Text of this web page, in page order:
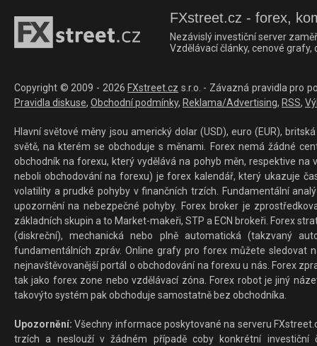
FXstreet.cz - forex,
Nezávislý investiční server
Vzdělávací články, cenové
Copyright © 2009 - 2026 FXstreet.cz s.r.o. - Závazná pravidla pro
Pravidla diskuse, Obchodní podmínky, Reklama/Advertising, RSS,
Hlavní světové měny jsou americký dolar (USD), euro (EUR),
světě, na kterém se obchoduje s měnami. Forex nemá žádné
obchodník na forexu, který vydělává na pohyb měn, respektive
neboli obchodování na forexu) je forex kalendář, který ukazuje
volatility a prudké pohyby v finančních trzích. Fundamentální
upozornění na nebezpečné pohyby. Forex broker je
základních skupin a to Market-makeři, STP a ECN brokeři. Forex
(diskreční), mechanická nebo plně automatická (takzvaný
fundamentálních zpráv. Online grafy pro forex můžete sledovat
nejnavštěvovanější portál o obchodování na forexu u nás. Forex
tak jako forex zone nebo vzdělávací zóna. Forex robot je jiný
takovýto systém pak obchoduje samostatně bez obchodníka.
Upozornění: Všechny informace poskytované na serveru
trzích a neslouží v žádném případě coby konkrétní investiční